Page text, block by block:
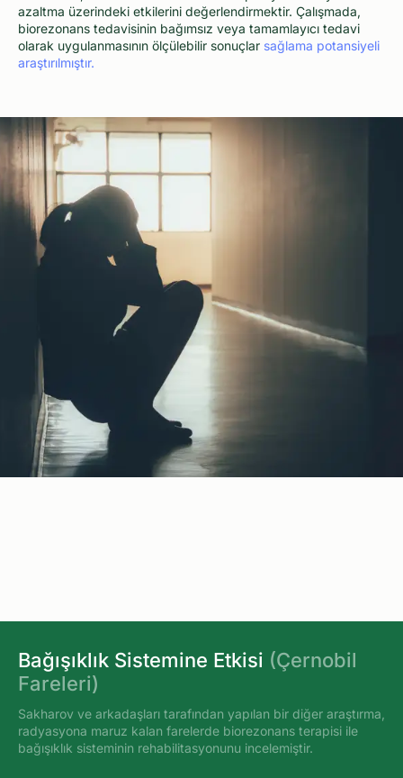
azaltma üzerindeki etkilerini değerlendirmektir. Çalışmada,
biorezonans tedavisinin bağımsız veya tamamlayıcı tedavi
olarak uygulanmasının ölçülebilir sonuçlar sağlama potansiyeli
araştırılmıştır.
Bağışıklık Sistemine Etkisi (Çernobil
Fareleri)
Sakharov ve arkadaşları tarafından yapılan bir diğer araştırma,
radyasyona maruz kalan farelerde biorezonans terapisi ile
bağışıklık sisteminin rehabilitasyonunu incelemiştir.